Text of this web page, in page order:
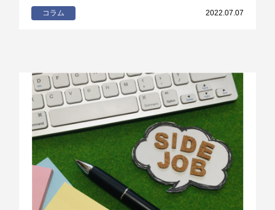
コラム 2022.07.07